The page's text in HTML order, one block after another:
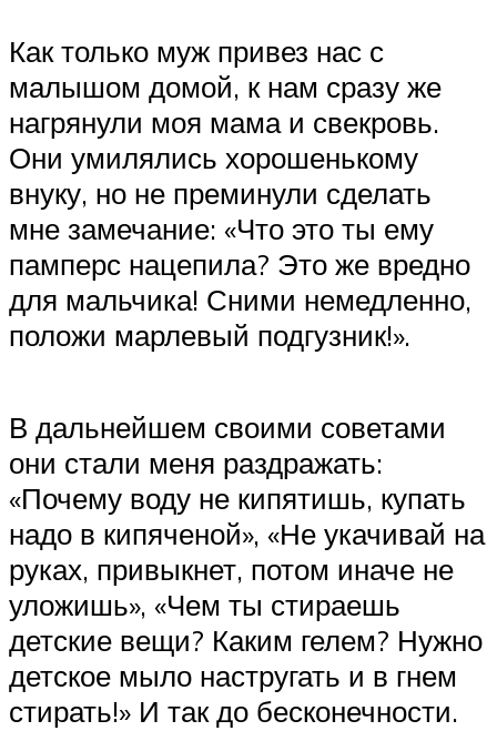
Как только муж привез нас с
малышом домой, к нам сразу же
нагрянули моя мама и свекровь.
Они умилялись хорошенькому
внуку, но не преминули сделать
мне замечание: «Что это ты ему
памперс нацепила? Это же вредно
для мальчика! Сними немедленно,
положи марлевый подгузник!».
В дальнейшем своими советами
они стали меня раздражать:
«Почему воду не кипятишь, купать
надо в кипяченой», «Не укачивай на
руках, привыкнет, потом иначе не
уложишь», «Чем ты стираешь
детские вещи? Каким гелем? Нужно
детское мыло настругать и в гнем
стирать!» И так до бесконечности.